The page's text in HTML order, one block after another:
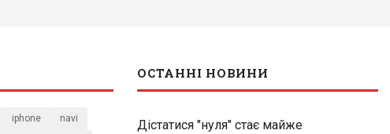
iphone navi
ОСТАННІ НОВИНИ
Дістатися "нуля" стає майже